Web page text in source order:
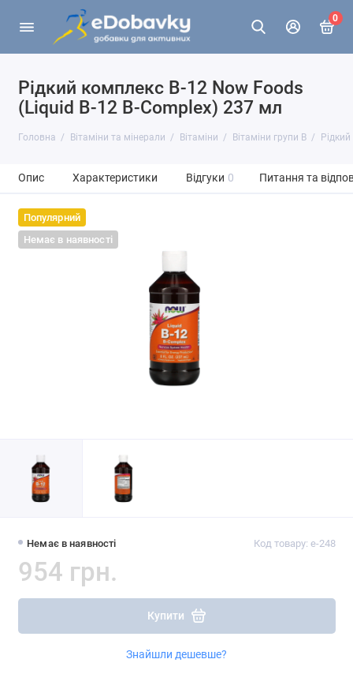
0
Рідкий комплекс B-12 Now Foods
(Liquid B-12 B-Complex) 237 мл
Головна Вітаміни та мінерали Вітаміни Вітаміни групи В
Опис Характеристики Відгуки 0 Питання та
Популярний
Немає в наявності
Немає в наявності Код товару: e-248
954 грн.
Купити
Знайшли дешевше?